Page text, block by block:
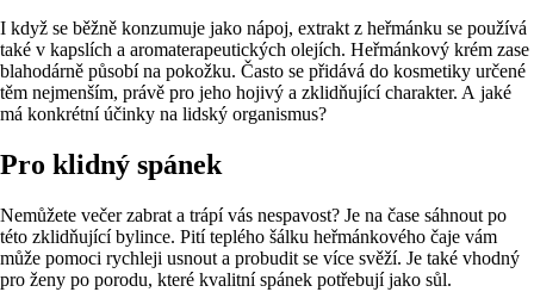
I když se běžně konzumuje jako nápoj, extrakt z heřmánku se používá
také v kapslích a aromaterapeutických olejích. Heřmánkový krém zase
blahodárně působí na pokožku. Často se přidává do kosmetiky určené
těm nejmenším, právě pro jeho hojivý a zklidňující charakter. A jaké
má konkrétní účinky na lidský organismus?
Pro klidný spánek
Nemůžete večer zabrat a trápí vás nespavost? Je na čase sáhnout po
této zklidňující bylince. Pití teplého šálku heřmánkového čaje vám
může pomoci rychleji usnout a probudit se více svěží. Je také vhodný
pro ženy po porodu, které kvalitní spánek potřebují jako sůl.